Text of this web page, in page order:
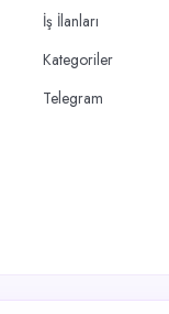
İş İlanları
Kategoriler
Telegram